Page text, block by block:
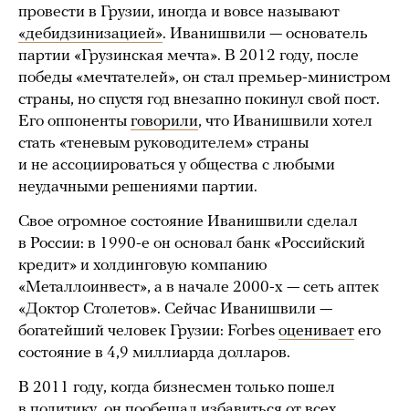
провести в Грузии, иногда и вовсе называют
«дебидзинизацией». Иванишвили — основатель
партии «Грузинская мечта». В 2012 году, после
победы «мечтателей», он стал премьер-министром
страны, но спустя год внезапно покинул свой пост.
Его оппоненты говорили, что Иванишвили хотел
стать «теневым руководителем» страны
и не ассоциироваться у общества с любыми
неудачными решениями партии.
Свое огромное состояние Иванишвили сделал
в России: в 1990-е он основал банк «Российский
кредит» и холдинговую компанию
«Металлоинвест», а в начале 2000-х — сеть аптек
«Доктор Столетов». Сейчас Иванишвили —
богатейший человек Грузии: Forbes оценивает его
состояние в 4,9 миллиарда долларов.
В 2011 году, когда бизнесмен только пошел